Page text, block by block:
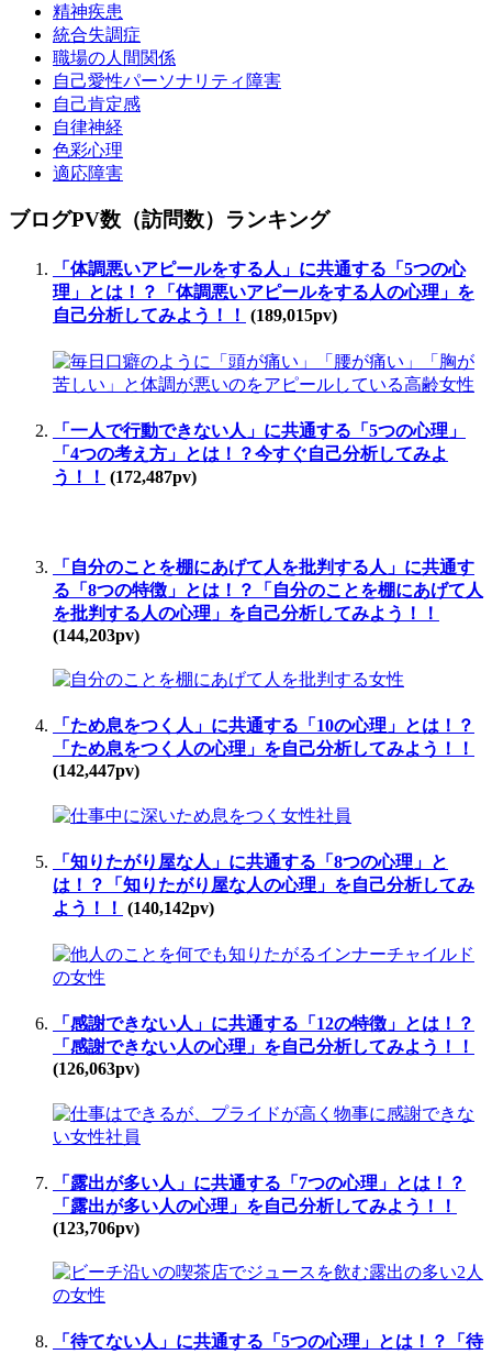
精神疾患
統合失調症
職場の人間関係
自己愛性パーソナリティ障害
自己肯定感
自律神経
色彩心理
適応障害
ブログPV数（訪問数）ランキング
「体調悪いアピールをする人」に共通する「5つの心
理」とは！？「体調悪いアピールをする人の心理」を
自己分析してみよう！！ (189,015pv)
「一人で行動できない人」に共通する「5つの心理」
「4つの考え方」とは！？今すぐ自己分析してみよ
う！！ (172,487pv)
「自分のことを棚にあげて人を批判する人」に共通す
る「8つの特徴」とは！？「自分のことを棚にあげて人
を批判する人の心理」を自己分析してみよう！！
(144,203pv)
「ため息をつく人」に共通する「10の心理」とは！？
「ため息をつく人の心理」を自己分析してみよう！！
(142,447pv)
「知りたがり屋な人」に共通する「8つの心理」と
は！？「知りたがり屋な人の心理」を自己分析してみ
よう！！ (140,142pv)
「感謝できない人」に共通する「12の特徴」とは！？
「感謝できない人の心理」を自己分析してみよう！！
(126,063pv)
「露出が多い人」に共通する「7つの心理」とは！？
「露出が多い人の心理」を自己分析してみよう！！
(123,706pv)
「待てない人」に共通する「5つの心理」とは！？「待